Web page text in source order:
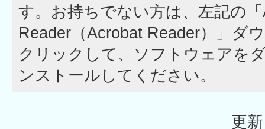
す。お持ちでない方は、左記の
Reader（Acrobat Reader）」ダ
クリックして、ソフトウェアを
ンストールしてください。
更